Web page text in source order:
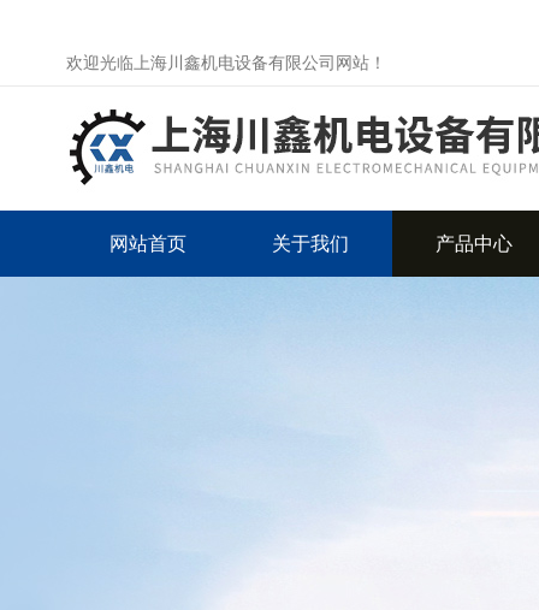
欢迎光临上海川鑫机电设备有限公司网站！
网站首页 关于我们 产品中心